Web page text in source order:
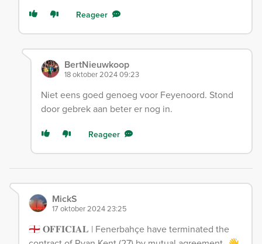
Reageer
BertNieuwkoop
18 oktober 2024 09:23
Niet eens goed genoeg voor Feyenoord. Stond
door gebrek aan beter er nog in.
Reageer
MickS
17 oktober 2024 23:25
🏴󠁧󠁢󠁥󠁮󠁧󠁿 𝐎𝐅𝐅𝐈𝐂𝐈𝐀𝐋 | Fenerbahçe have terminated the